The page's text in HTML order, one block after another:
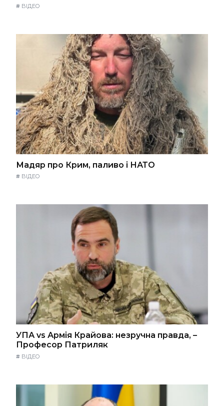
# ВІДЕО
Мадяр про Крим, паливо і НАТО
# ВІДЕО
УПА vs Армія Крайова: незручна правда, –
Професор Патриляк
# ВІДЕО